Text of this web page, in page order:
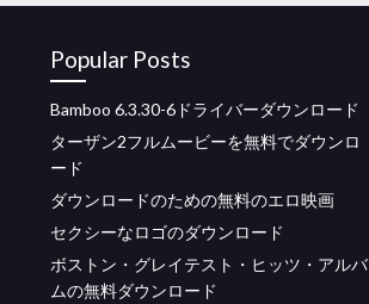
Popular Posts
Bamboo 6.3.30-6ドライバーダウンロード
ターザン2フルムービーを無料でダウンロ
ード
ダウンロードのための無料のエロ映画
セクシーなロゴのダウンロード
ボストン・グレイテスト・ヒッツ・アルバ
ムの無料ダウンロード